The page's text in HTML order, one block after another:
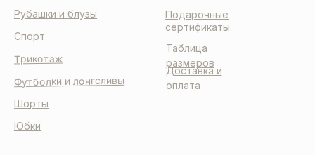
Таблица
размеров
Доставка и
оплата
Подарочные
сертификаты
Шорты
Спорт
Рубашки и блузы
Трикотаж
Футболки и лонгсливы
Юбки